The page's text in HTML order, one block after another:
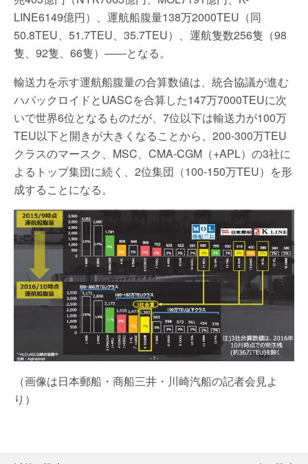
LINE6149億円）、運航船腹量138万2000TEU（同
50.8TEU、51.7TEU、35.7TEU）、運航隻数256隻（98
隻、92隻、66隻）――となる。
輸送力を示す運航船腹量の合算数値は、統合協議が進む
ハパックロイドとUASCを合算した147万7000TEUに次
いで世界6位となるものだが、7位以下は輸送力が100万
TEU以下と開きが大きくなることから、200-300万TEU
クラスのマースク、MSC、CMA-CGM（+APL）の3社に
よるトップ集団に続く、2位集団（100-150万TEU）を形
成することになる。
（画像は日本郵船・商船三井・川崎汽船の記者会見よ
り）